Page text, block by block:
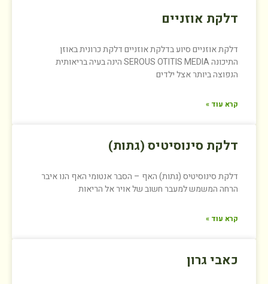
דלקת אוזניים
דלקת אוזניים סיוע בדלקת אוזניים דלקת כרונית באוזן
התיכונה SEROUS OTITIS MEDIA הינה בעיה בריאותית
הנפוצה ביותר אצל ילדים
קרא עוד »
דלקת סינוסיטיס (גתות)
דלקת סינוסיטיס (גתות) האף – הסבר אנטומי האף הנו איבר
הרחה המשמש למעבר חשוב של אויר אל הריאות
קרא עוד »
כאבי גרון